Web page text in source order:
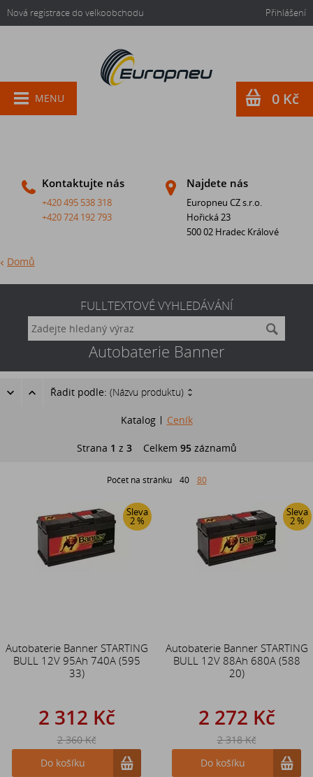
Nová registrace do velkoobchodu Přihlášení
Kontaktujte nás
+420 495 538 318
+420 724 192 793
Najdete nás
Europneu CZ s.r.o.
Hořická 23
500 02 Hradec Králové
MENU 0 Kč
Domů
FULLTEXTOVÉ VYHLEDÁVÁNÍ
Autobaterie Banner
Řadit podle: (Názvu produktu)
Katalog Ceník
Strana 1 z 3Celkem 95záznamů
Počet na stránku 40 80
Sleva
2 %
Autobaterie Banner STARTING
BULL 12V 95Ah 740A (595
33)
2 312 Kč
2 360 Kč
Do košíku
Sleva
2 %
Autobaterie Banner STARTING
BULL 12V 88Ah 680A (588
20)
2 272 Kč
2 318 Kč
Do košíku